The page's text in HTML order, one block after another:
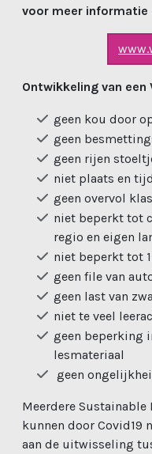
voor meer informatie
Ontwikkeling van
geen kou door
geen
geen rijen
niet plaats en
geen overvol
niet beperkt tot
regio en eigen
niet beperkt tot
geen file van
geen last van
niet te veel
geen beperking
lesmateriaal
geen
Meerdere
kunnen door Covid19
aan de uitwisseling